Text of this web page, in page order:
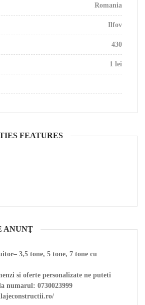
Romania
Ilfov
430
1 lei
FEATURES
ANUNŢ
3,5 tone, 5 tone, 7 tone cu
si oferte personalizate ne puteti
numarul: 0730023999